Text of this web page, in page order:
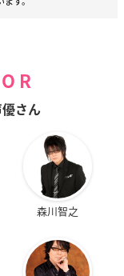
さん
森川智之